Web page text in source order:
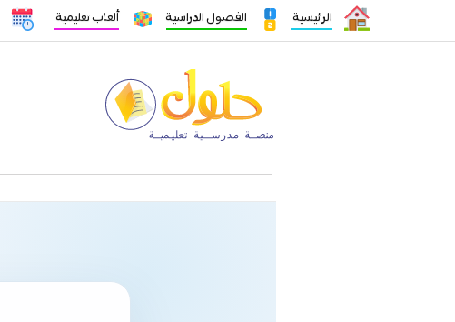
الرئيسية الفصول الدراسية ألعاب تعليمية